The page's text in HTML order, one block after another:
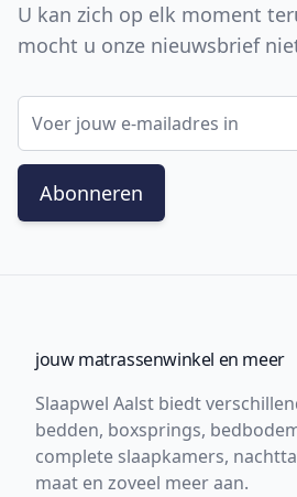
U kan zich op elk moment
mocht u onze nieuwsbrief
E-mail adres
Abonneren
jouw matrassenwinkel en meer
Slaapwel Aalst biedt
bedden, boxsprings,
complete slaapkamers,
maat en zoveel meer aan.